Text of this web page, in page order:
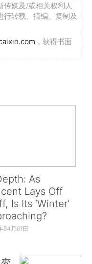
传媒及/或相关权利人
转载、摘编、复制及
，获得书面
As
Lays Off
Is Its ‘Winter’
04月01日